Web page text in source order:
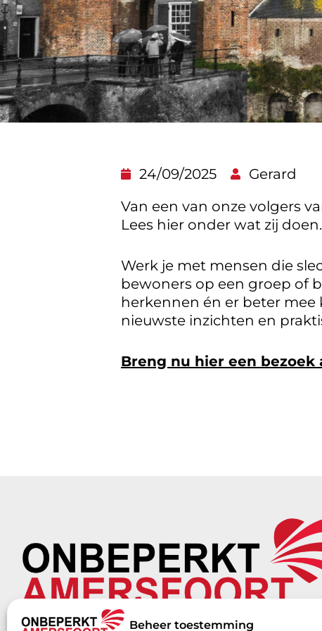
Beheer toestemming
24/09/2025
Gerard
Van een van onze volgers
Lees hier onder wat zij doen.
Werk je met mensen die
bewoners op een groep of
herkennen én er beter
nieuwste inzichten en
Breng nu hier een bezoek